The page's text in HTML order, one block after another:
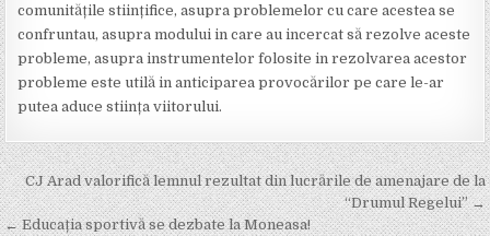
comunitățile stiințifice, asupra problemelor cu care acestea se
confruntau, asupra modului in care au incercat să rezolve aceste
probleme, asupra instrumentelor folosite in rezolvarea acestor
probleme este utilă in anticiparea provocărilor pe care le-ar
putea aduce stiința viitorului.
Post
navigation
CJ Arad valorifică lemnul rezultat din lucrările de amenajare de la
“Drumul Regelui” →
← Educația sportivă se dezbate la Moneasa!